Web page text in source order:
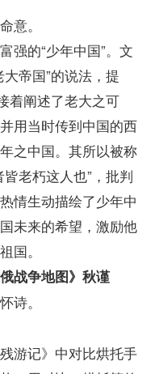
。
的“少年中国”。文
帝国”的说法，提
着阐述了老大之可
用当时传到中国的西
之中国。其所以被称
老朽这人也”，批判
情生动描绘了少年中
未来的希望，激励他
国。
战争地图》秋谨
。
游记》中对比烘托手